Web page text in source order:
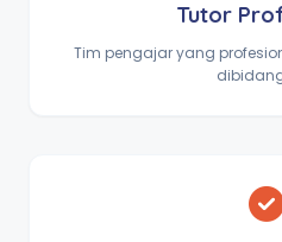
Tutor
Tim pengajar yang